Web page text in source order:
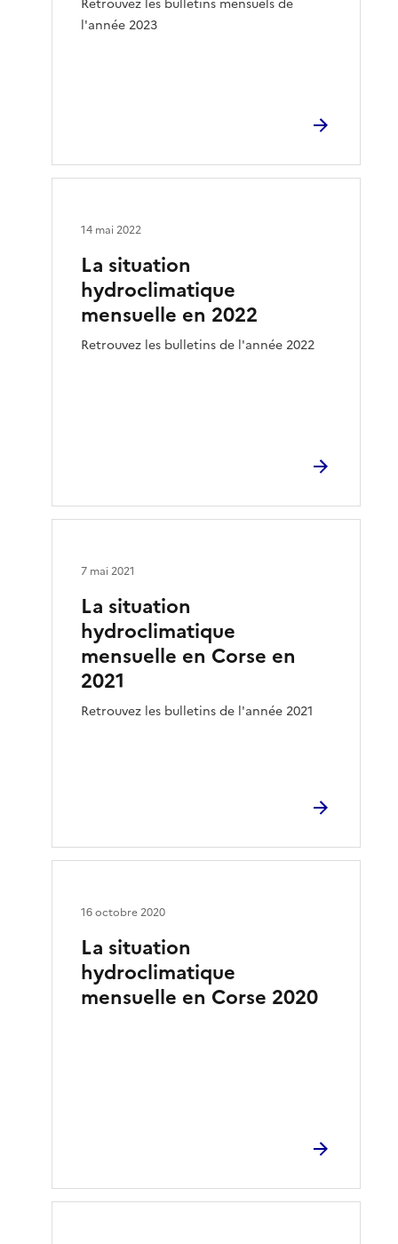
l'année 2023
La situation
hydroclimatique
mensuelle en 2022
Retrouvez les bulletins de l'année 2022
14 mai 2022
La situation
hydroclimatique
mensuelle en Corse en
2021
Retrouvez les bulletins de l'année 2021
7 mai 2021
La situation
hydroclimatique
mensuelle en Corse 2020
16 octobre 2020